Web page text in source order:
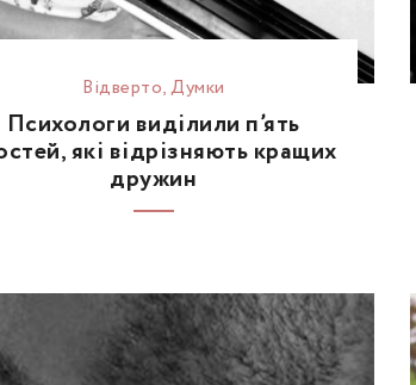
Відвертo,Думки
Психологи виділили п’ять
які відрізняють кращих
дружин